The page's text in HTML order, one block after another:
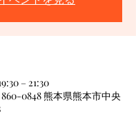
– 21:30
0848 熊本県熊本市中央